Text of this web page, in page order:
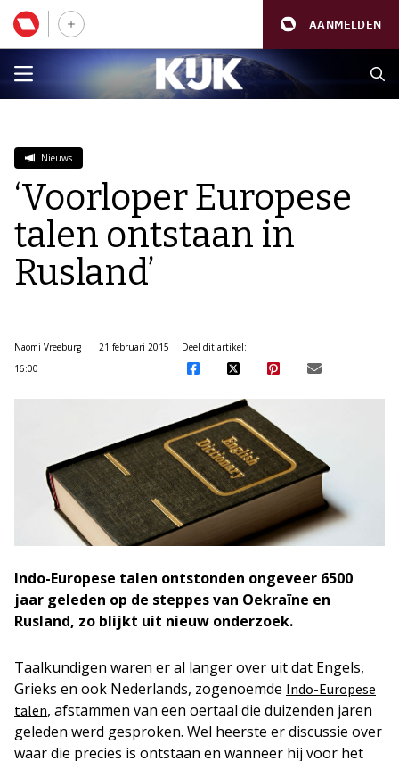
AANMELDEN
Nieuws
‘Voorloper Europese
talen ontstaan in
Rusland’
Naomi Vreeburg
21 februari 2015
16:00
Deel dit artikel:
Indo-Europese talen ontstonden ongeveer 6500
jaar geleden op de steppes van Oekraïne en
Rusland, zo blijkt uit nieuw onderzoek.
Taalkundigen waren er al langer over uit dat Engels,
Grieks en ook Nederlands, zogenoemde Indo-Europese
talen, afstammen van een oertaal die duizenden jaren
geleden werd gesproken. Wel heerste er discussie over
waar die precies is ontstaan en wanneer hij voor het